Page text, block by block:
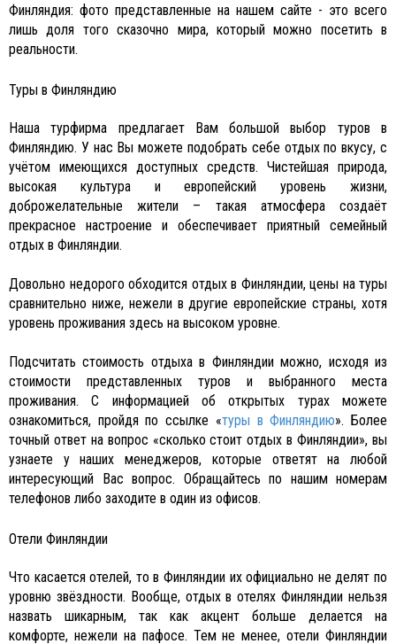
Финляндия: фото представленные на нашем сайте - это всего
лишь доля того сказочно мира, который можно посетить в
реальности.
Туры в Финляндию
Наша турфирма предлагает Вам большой выбор туров в
Финляндию. У нас Вы можете подобрать себе отдых по вкусу, с
учётом имеющихся доступных средств. Чистейшая природа,
высокая культура и европейский уровень жизни,
доброжелательные жители – такая атмосфера создаёт
прекрасное настроение и обеспечивает приятный семейный
отдых в Финляндии.
Довольно недорого обходится отдых в Финляндии, цены на туры
сравнительно ниже, нежели в другие европейские страны, хотя
уровень проживания здесь на высоком уровне.
Подсчитать стоимость отдыха в Финляндии можно, исходя из
стоимости представленных туров и выбранного места
проживания. С информацией об открытых турах можете
ознакомиться, пройдя по ссылке «туры в Финляндию». Более
точный ответ на вопрос «сколько стоит отдых в Финляндии», вы
узнаете у наших менеджеров, которые ответят на любой
интересующий Вас вопрос. Обращайтесь по нашим номерам
телефонов либо заходите в один из офисов.
Отели Финляндии
Что касается отелей, то в Финляндии их официально не делят по
уровню звёздности. Вообще, отдых в отелях Финляндии нельзя
назвать шикарным, так как акцент больше делается на
комфорте, нежели на пафосе. Тем не менее, отели Финляндии